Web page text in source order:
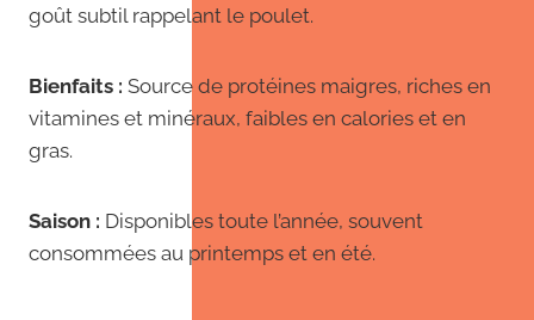
goût subtil rappelant le poulet.
Bienfaits : Source de protéines maigres, riches en
vitamines et minéraux, faibles en calories et en
gras.
Saison : Disponibles toute l’année, souvent
consommées au printemps et en été.